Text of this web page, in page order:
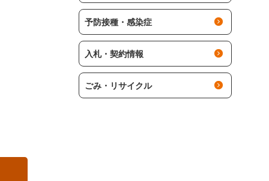
予防接種・感染症
入札・契約情報
ごみ・リサイクル